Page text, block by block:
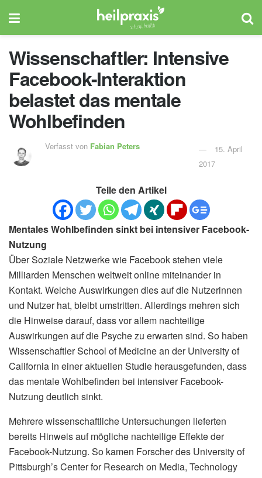
Wissenschaftler: Intensive
Facebook-Interaktion
belastet das mentale
Wohlbefinden
Verfasst von Fabian Peters
15. April
2017
Teile den Artikel
Mentales Wohlbefinden sinkt bei intensiver Facebook-
Nutzung
Über Soziale Netzwerke wie Facebook stehen viele
Milliarden Menschen weltweit online miteinander in
Kontakt. Welche Auswirkungen dies auf die Nutzerinnen
und Nutzer hat, bleibt umstritten. Allerdings mehren sich
die Hinweise darauf, dass vor allem nachteilige
Auswirkungen auf die Psyche zu erwarten sind. So haben
Wissenschaftler School of Medicine an der University of
California in einer aktuellen Studie herausgefunden, dass
das mentale Wohlbefinden bei intensiver Facebook-
Nutzung deutlich sinkt.
Mehrere wissenschaftliche Untersuchungen lieferten
bereits Hinweis auf mögliche nachteilige Effekte der
Facebook-Nutzung. So kamen Forscher des University of
Pittsburgh’s Center for Research on Media, Technology